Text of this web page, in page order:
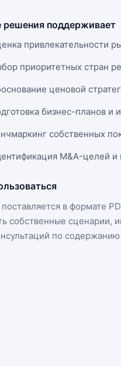
решения поддерживает
привлекательности
приоритетных стран
ценовой
бизнес-планов
собственных
M&A-целей и
в формате
собственные сценарии,
по